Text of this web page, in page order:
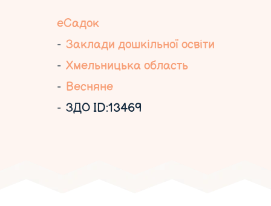
еСадок
Заклади дошкільної освіти
Хмельницька область
Весняне
ЗДО ID:13469